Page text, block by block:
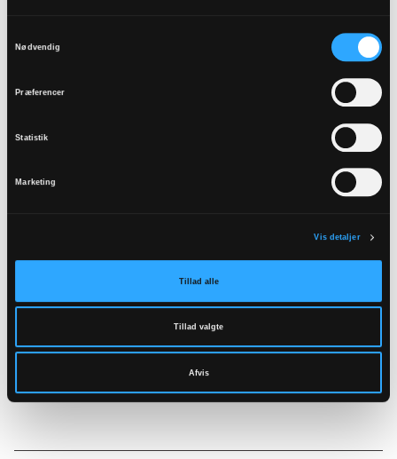
Nødvendig
Præferencer
Statistik
Marketing
Vis detaljer
Tillad alle
Tillad valgte
Afvis
Ukrainske menigheder i
Danmark